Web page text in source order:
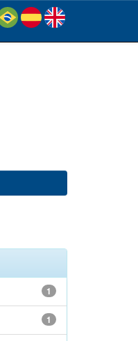
1
1